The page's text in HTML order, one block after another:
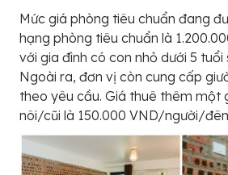
Mức giá phòng tiêu chuẩn đang
hạng phòng tiêu chuẩn là
với gia đình có con nhỏ dưới 5 tuổi
Ngoài ra, đơn vị còn cung cấp
theo yêu cầu. Giá thuê thêm một
nôi/cũi là 150.000 VND/người/